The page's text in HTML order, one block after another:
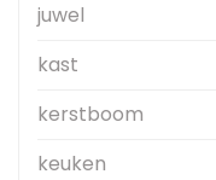
juwel
kast
kerstboom
keuken